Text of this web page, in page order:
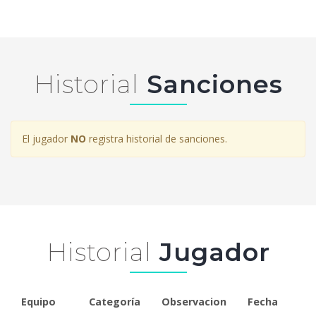
Historial Sanciones
El jugador NO registra historial de sanciones.
Historial Jugador
Equipo Categoría Observacion Fecha